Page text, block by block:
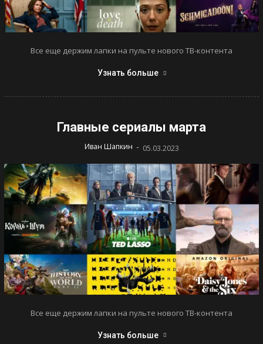
Все еще держим лапки на пульте нового ТВ-контента
Узнать больше
Главные сериалы марта
Иван Шапкин - 05.03.2023
Все еще держим лапки на пульте нового ТВ-контента
Узнать больше